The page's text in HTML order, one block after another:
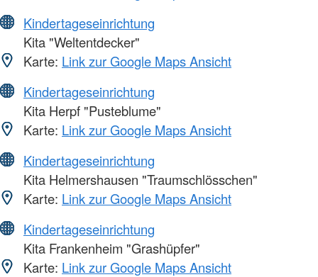
Kindertageseinrichtung
Kita "Weltentdecker"
Karte: Link zur Google Maps Ansicht
Kindertageseinrichtung
Kita Herpf "Pusteblume"
Karte: Link zur Google Maps Ansicht
Kindertageseinrichtung
Kita Helmershausen "Traumschlösschen"
Karte: Link zur Google Maps Ansicht
Kindertageseinrichtung
Kita Frankenheim "Grashüpfer"
Karte: Link zur Google Maps Ansicht